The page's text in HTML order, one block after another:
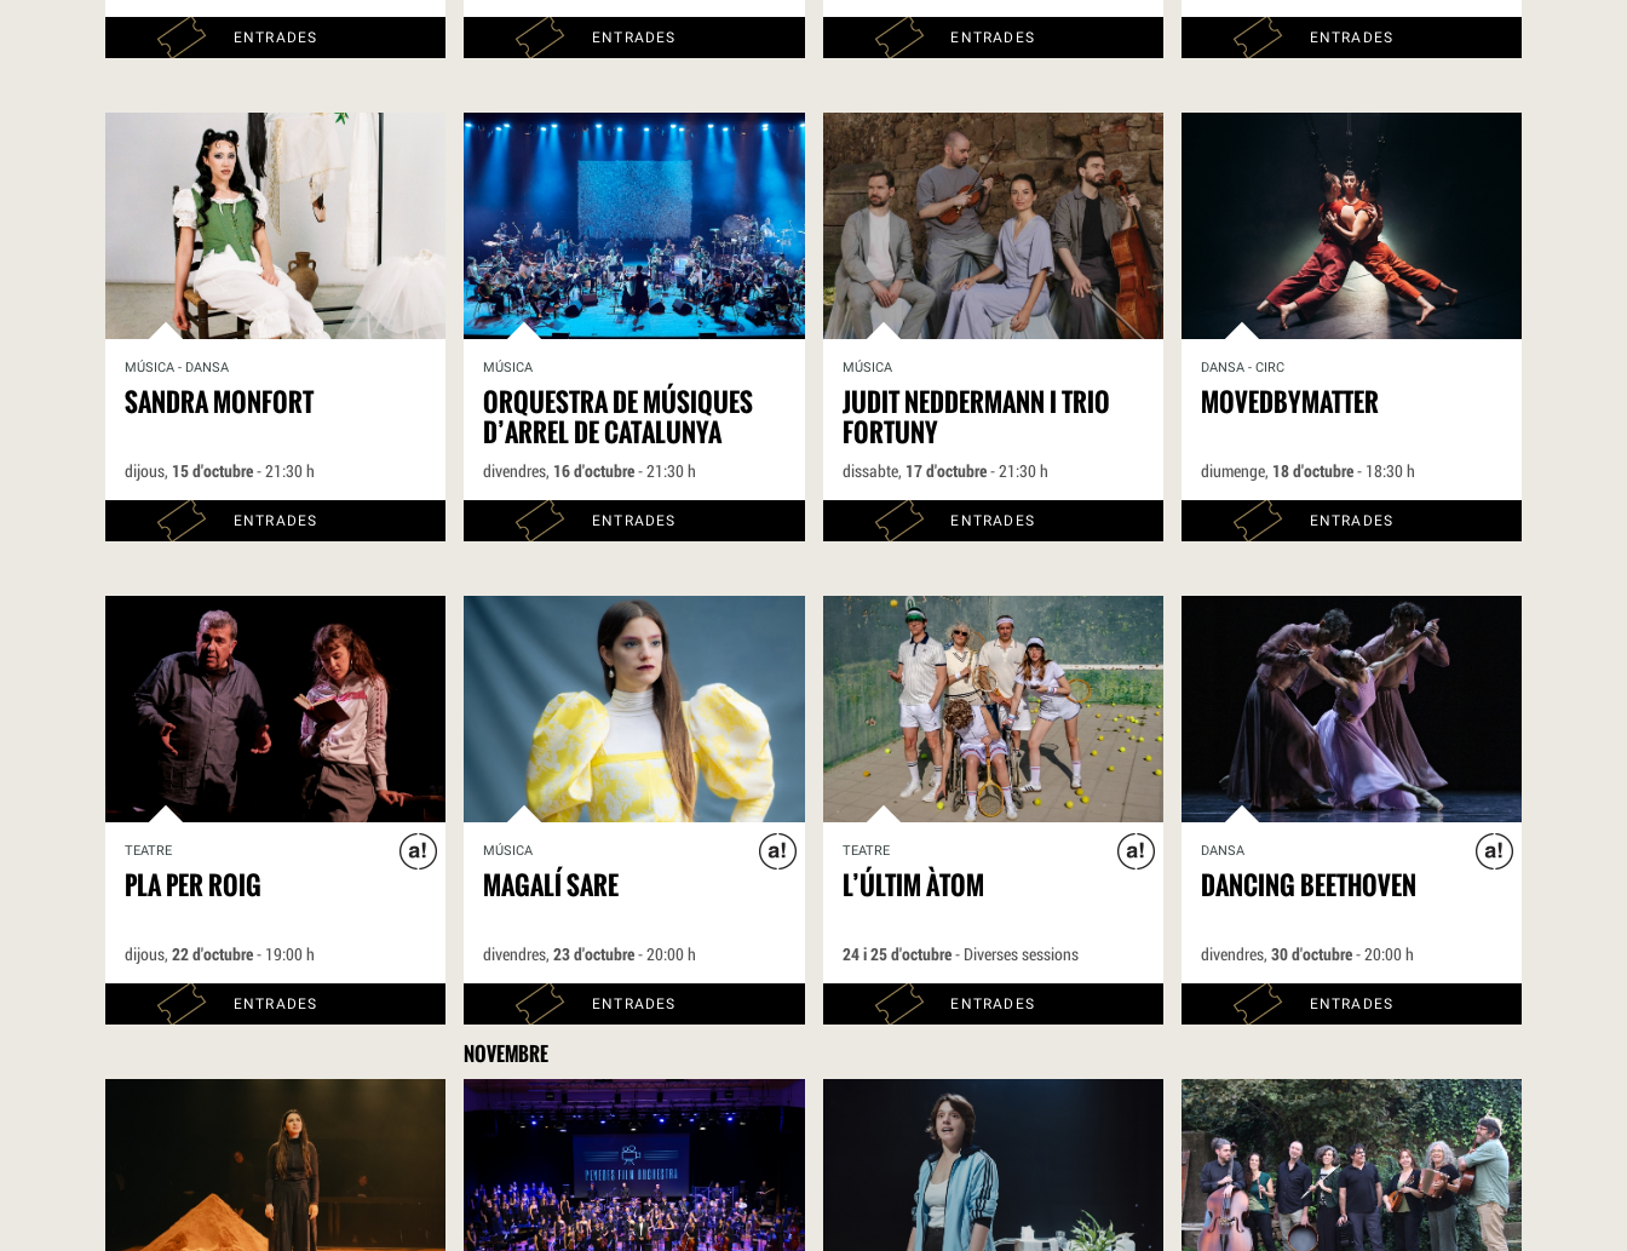
ENTRADES ENTRADES ENTRADES ENTRADES
MÚSICA - DANSA
SANDRA MONFORT
dijous, 15 d'octubre- 21:30 h
ENTRADES
MÚSICA
ORQUESTRA DE MÚSIQUES
D’ARREL DE CATALUNYA
divendres, 16 d'octubre- 21:30 h
ENTRADES
MÚSICA
JUDIT NEDDERMANN I TRIO
FORTUNY
dissabte, 17 d'octubre- 21:30 h
ENTRADES
DANSA - CIRC
MOVEDBYMATTER
diumenge, 18 d'octubre- 18:30 h
ENTRADES
TEATRE
PLA PER ROIG
dijous, 22 d'octubre- 19:00 h
ENTRADES
MÚSICA
MAGALÍ SARE
divendres,23 d'octubre- 20:00 h
ENTRADES
TEATRE
L’ÚLTIM ÀTOM
24 i 25 d'octubre- Diverses sessions
ENTRADES
DANSA
DANCING BEETHOVEN
divendres, 30 d'octubre- 20:00 h
ENTRADES
NOVEMBRE